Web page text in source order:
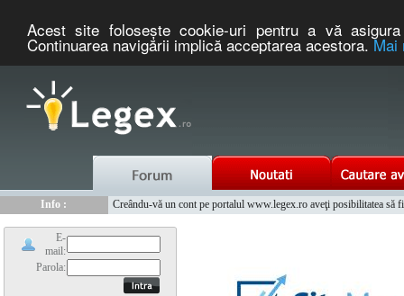
Acest site foloseşte cookie-uri pentru a vă
Continuarea navigării implică acceptarea acestora.Mai
Info :
www.tntauto.ro - Managementul Integrat al Parcului Auto
E-
mail:
Parola: